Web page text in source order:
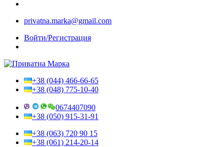
privatna.marka@gmail.com
Войти/Регистрация
+38 (044) 466-66-65
+38 (048) 775-10-40
0674407090
+38 (050) 915-31-91
+38 (063) 720 90 15
+38 (061) 214-20-14